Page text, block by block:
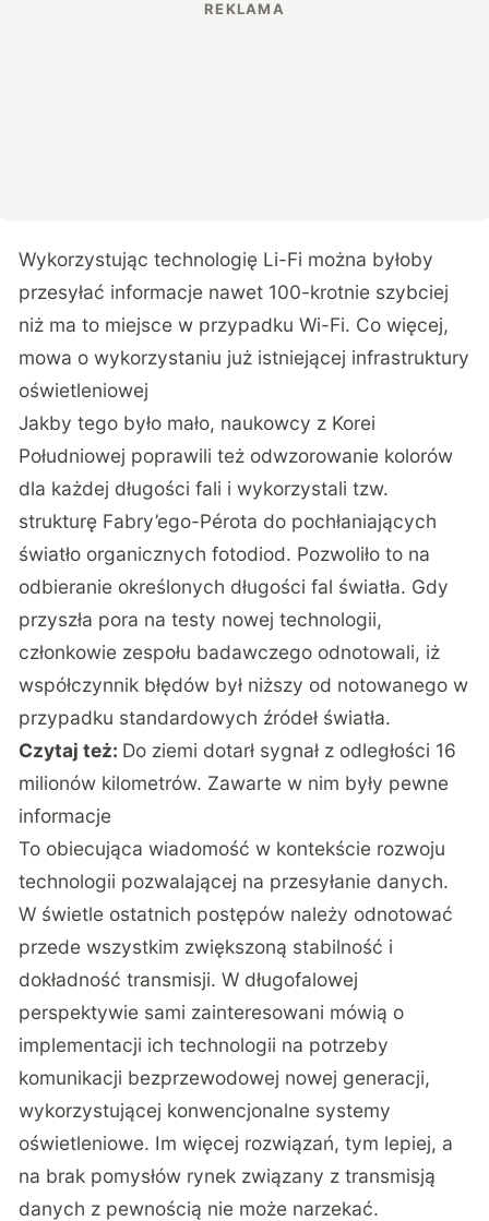
Wykorzystując technologię Li-Fi można byłoby
przesyłać informacje nawet 100-krotnie szybciej
niż ma to miejsce w przypadku Wi-Fi. Co więcej,
mowa o wykorzystaniu już istniejącej infrastruktury
oświetleniowej
Jakby tego było mało, naukowcy z Korei
Południowej poprawili też odwzorowanie kolorów
dla każdej długości fali i wykorzystali tzw.
strukturę Fabry’ego-Pérota do pochłaniających
światło organicznych fotodiod. Pozwoliło to na
odbieranie określonych długości fal światła. Gdy
przyszła pora na testy nowej technologii,
członkowie zespołu badawczego odnotowali, iż
współczynnik błędów był niższy od notowanego w
przypadku standardowych źródeł światła.
Czytaj też: Do ziemi dotarł sygnał z odległości 16
milionów kilometrów. Zawarte w nim były pewne
informacje
To obiecująca wiadomość w kontekście rozwoju
technologii pozwalającej na przesyłanie danych.
W świetle ostatnich postępów należy odnotować
przede wszystkim zwiększoną stabilność i
dokładność transmisji. W długofalowej
perspektywie sami zainteresowani mówią o
implementacji ich technologii na potrzeby
komunikacji bezprzewodowej nowej generacji,
wykorzystującej konwencjonalne systemy
oświetleniowe. Im więcej rozwiązań, tym lepiej, a
na brak pomysłów rynek związany z transmisją
danych z pewnością nie może narzekać.